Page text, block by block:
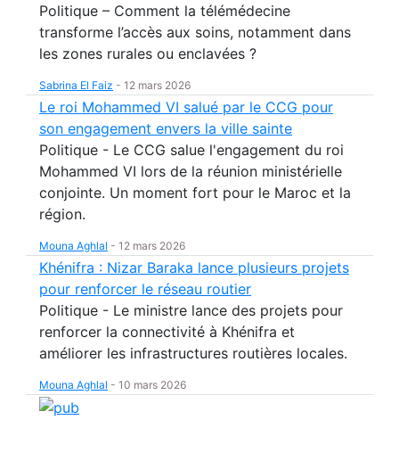
Politique – Comment la télémédecine
transforme l’accès aux soins, notamment dans
les zones rurales ou enclavées ?
Sabrina El Faiz - 12 mars 2026
Le roi Mohammed VI salué par le CCG pour
son engagement envers la ville sainte
Politique - Le CCG salue l'engagement du roi
Mohammed VI lors de la réunion ministérielle
conjointe. Un moment fort pour le Maroc et la
région.
Mouna Aghlal - 12 mars 2026
Khénifra : Nizar Baraka lance plusieurs projets
pour renforcer le réseau routier
Politique - Le ministre lance des projets pour
renforcer la connectivité à Khénifra et
améliorer les infrastructures routières locales.
Mouna Aghlal - 10 mars 2026